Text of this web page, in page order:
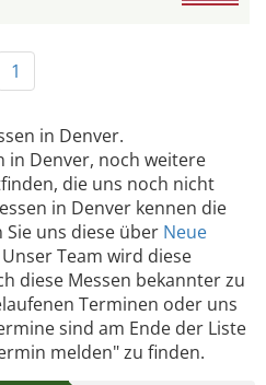
1
in Denver.
in Denver, noch weitere
die uns noch nicht
in Denver kennen die
uns diese über Neue
Team wird diese
diese Messen bekannter zu
Terminen oder uns
sind am Ende der Liste
melden" zu finden.